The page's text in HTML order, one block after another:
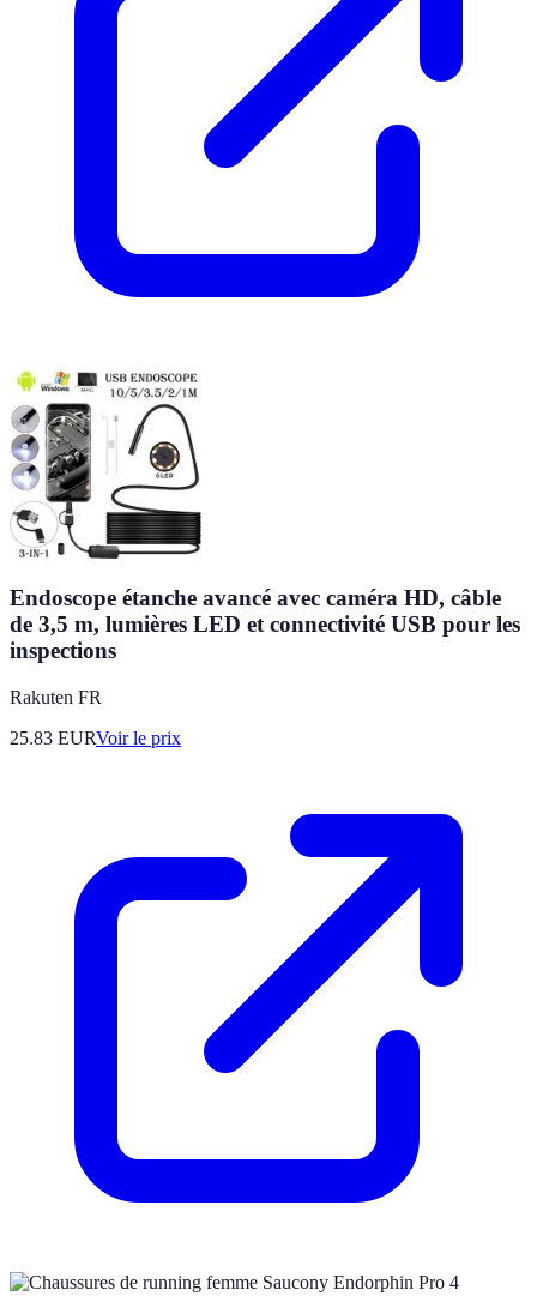
Endoscope étanche avancé avec caméra HD, câble
de 3,5 m, lumières LED et connectivité USB pour les
inspections
Rakuten FR
25.83 EURVoir le prix